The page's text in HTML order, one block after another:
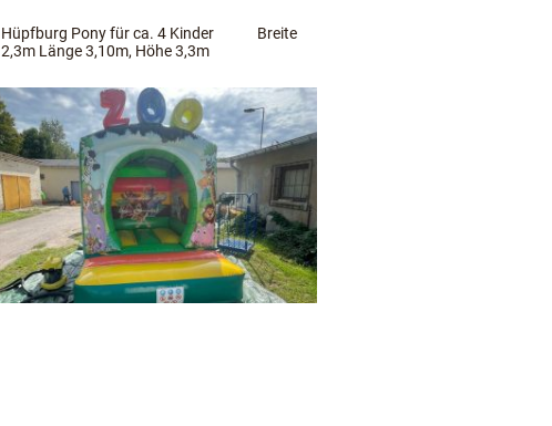
Hüpfburg Pony für ca. 4 Kinder Breite
2,3m Länge 3,10m, Höhe 3,3m